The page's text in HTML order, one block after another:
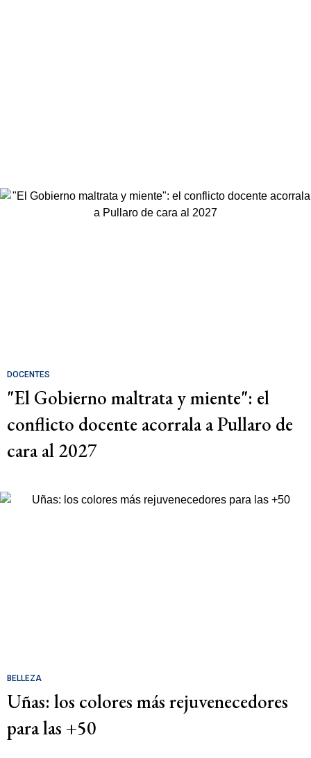
DOCENTES
"El Gobierno maltrata y miente": el
conflicto docente acorrala a Pullaro de
cara al 2027
BELLEZA
Uñas: los colores más rejuvenecedores
para las +50